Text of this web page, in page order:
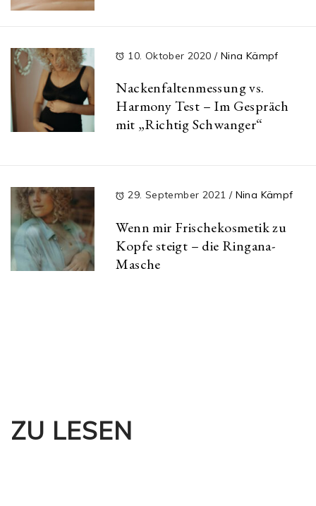
10. Oktober 2020 / Nina Kämpf
Nackenfaltenmessung vs.
Harmony Test – Im Gespräch
mit „Richtig Schwanger“
29. September 2021 / Nina Kämpf
Wenn mir Frischekosmetik zu
Kopfe steigt – die Ringana-
Masche
ZU LESEN